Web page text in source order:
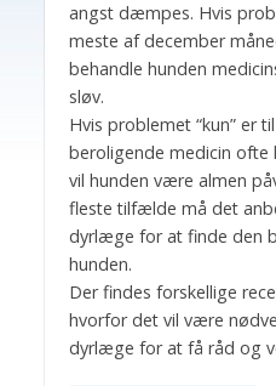
angst dæmpes. Hvis
meste af december
behandle hunden
sløv.
Hvis problemet “kun” er
beroligende medicin
vil hunden være almen
fleste tilfælde må det
dyrlæge for at finde den
hunden.
Der findes forskellige
hvorfor det vil være
dyrlæge for at få råd og